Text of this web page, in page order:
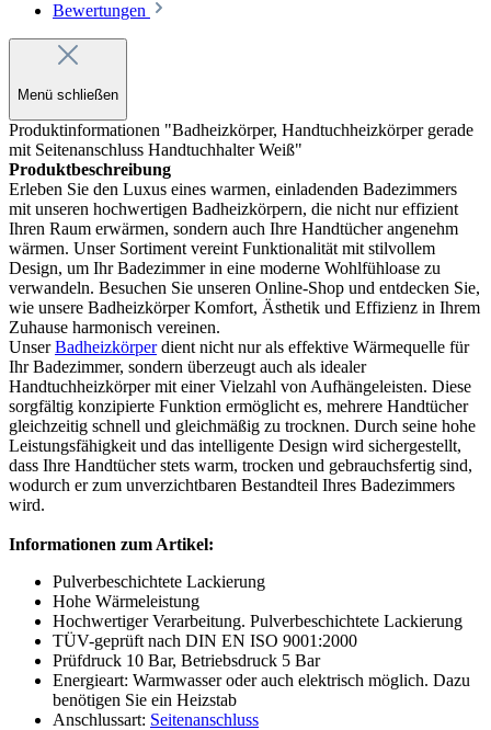
Bewertungen
Menü schließen
Produktinformationen "Badheizkörper, Handtuchheizkörper gerade
mit Seitenanschluss Handtuchhalter Weiß"
Produktbeschreibung
Erleben Sie den Luxus eines warmen, einladenden Badezimmers
mit unseren hochwertigen Badheizkörpern, die nicht nur effizient
Ihren Raum erwärmen, sondern auch Ihre Handtücher angenehm
wärmen. Unser Sortiment vereint Funktionalität mit stilvollem
Design, um Ihr Badezimmer in eine moderne Wohlfühloase zu
verwandeln. Besuchen Sie unseren Online-Shop und entdecken Sie,
wie unsere Badheizkörper Komfort, Ästhetik und Effizienz in Ihrem
Zuhause harmonisch vereinen.
UnserBadheizkörperdient nicht nur als effektive Wärmequelle für
Ihr Badezimmer, sondern überzeugt auch als idealer
Handtuchheizkörper mit einer Vielzahl von Aufhängeleisten. Diese
sorgfältig konzipierte Funktion ermöglicht es, mehrere Handtücher
gleichzeitig schnell und gleichmäßig zu trocknen. Durch seine hohe
Leistungsfähigkeit und das intelligente Design wird sichergestellt,
dass Ihre Handtücher stets warm, trocken und gebrauchsfertig sind,
wodurch er zum unverzichtbaren Bestandteil Ihres Badezimmers
wird.
Informationen zum Artikel:
Pulverbeschichtete Lackierung
Hohe Wärmeleistung
Hochwertiger Verarbeitung. Pulverbeschichtete Lackierung
TÜV-geprüft nach DIN EN ISO 9001:2000
Prüfdruck 10 Bar, Betriebsdruck 5 Bar
Energieart: Warmwasser oder auch elektrisch möglich. Dazu
benötigen Sie ein Heizstab
Anschlussart: Seitenanschluss